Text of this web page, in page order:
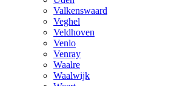
Valkenswaard
Veghel
Veldhoven
Venlo
Venray
Waalre
Waalwijk